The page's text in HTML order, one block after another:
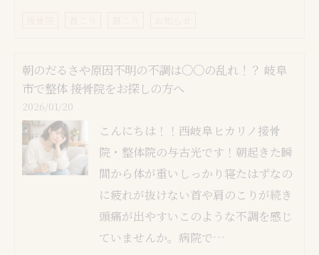
朝のだるさや原因不明の不調は○○の乱れ！？ 岐阜
市で整体 接骨院をお探しの方へ
2026/01/20
こんにちは！！西岐阜ヒカリノ接骨
院・整体院の与古光です！朝起きた瞬
間から体が重いしっかり寝たはずなの
に疲れが抜けない首や肩のこりが続き
頭痛が出やすいこのような不調を感じ
ていませんか。病院で…